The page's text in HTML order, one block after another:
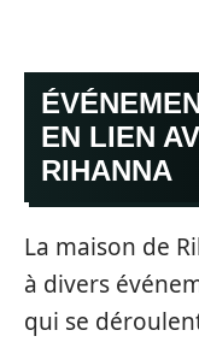
EN LIEN
RIHANNA
La maison de
à divers
qui se